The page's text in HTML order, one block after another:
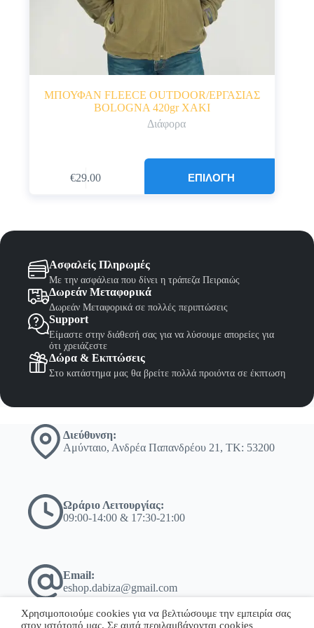
ΜΠΟΥΦΑΝ FLEECE OUTDOOR/ΕΡΓΑΣΙΑΣ
BOLOGNA 420gr ΧΑΚΙ
Διάφορα
€29.00 ΕΠΙΛΟΓΉ
παραλλαγές.
μπορούν
να
επιλεγούν
στη
σελίδα
του
προϊόντος
Ασφαλείς Πληρωμές
Με την ασφάλεια που δίνει η τράπεζα Πειραιώς
Δωρεάν Μεταφορικά
Δωρεάν Μεταφορικά σε πολλές περιπτώσεις
Support
Είμαστε στην διάθεσή σας για να λύσουμε απορείες για
ότι χρειάζεστε
Δώρα & Εκπτώσεις
Στο κατάστημα μας θα βρείτε πολλά προιόντα σε έκπτωση
Διεύθυνση:
Αμύνταιο, Ανδρέα Παπανδρέου 21, ΤΚ: 53200
Ωράριο Λειτουργίας:
09:00-14:00 & 17:30-21:00
Email:
eshop.dabiza@gmail.com
Χρησιμοποιούμε cookies για να βελτιώσουμε την εμπειρία σας
στον ιστότοπό μας. Σε αυτά περιλαμβάνονται cookies